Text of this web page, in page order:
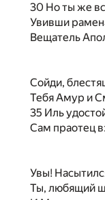
30 Но ты же
Увивши
Вещатель
Сойди,
Тебя Амур и
35 Иль
Сам праотец
Увы!
Ты, любящий